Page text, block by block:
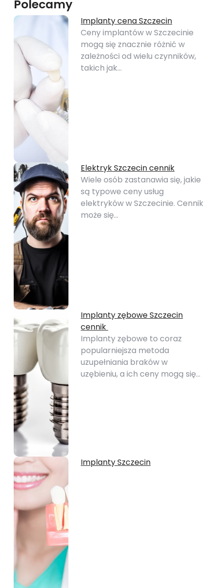
Polecamy
Implanty cena Szczecin
Ceny implantów w Szczecinie
mogą się znacznie różnić w
zależności od wielu czynników,
takich jak…
Elektryk Szczecin cennik
Wiele osób zastanawia się, jakie
są typowe ceny usług
elektryków w Szczecinie. Cennik
może się…
Implanty zębowe Szczecin
cennik
Implanty zębowe to coraz
popularniejsza metoda
uzupełniania braków w
uzębieniu, a ich ceny mogą się…
Implanty Szczecin